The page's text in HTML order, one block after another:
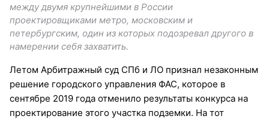
между двумя крупнейшими в России
проектировщиками метро, московским и
петербургским, один из которых подозревал другого в
намерении себя захватить.
Летом Арбитражный суд СПб и ЛО признал незаконным
решение городского управления ФАС, которое в
сентябре 2019 года отменило результаты конкурса на
проектирование этого участка подземки. На тот